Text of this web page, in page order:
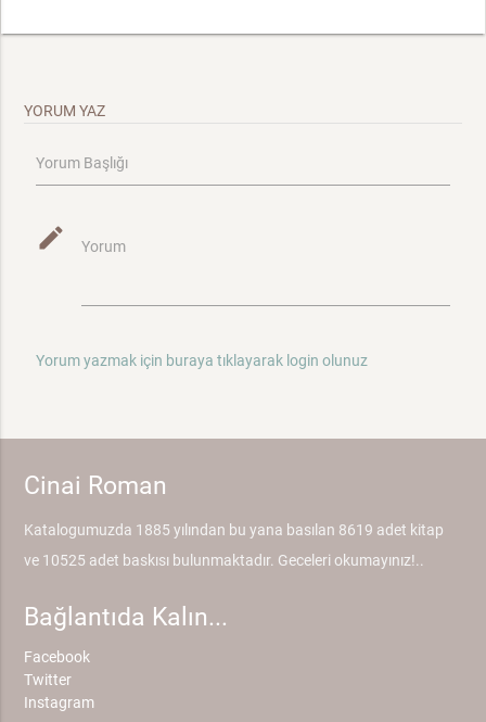
YORUM YAZ
Yorum Başlığı
mode_edit Yorum
Yorum yazmak için buraya tıklayarak login olunuz
Cinai Roman
Katalogumuzda 1885 yılından bu yana basılan 8619 adet kitap
ve 10525 adet baskısı bulunmaktadır. Geceleri okumayınız!..
Bağlantıda Kalın...
Facebook
Twitter
Instagram